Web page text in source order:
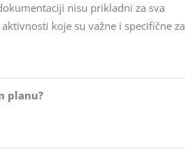
nisu prikladni za sva
koje su važne i specifične za
planu?